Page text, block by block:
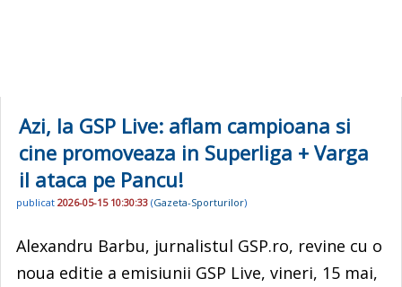
Azi, la GSP Live: aflam campioana si
cine promoveaza in Superliga + Varga
il ataca pe Pancu!
publicat 2026-05-15 10:30:33 (Gazeta-Sporturilor)
Alexandru Barbu, jurnalistul GSP.ro, revine cu o
noua editie a emisiunii GSP Live, vineri, 15 mai,